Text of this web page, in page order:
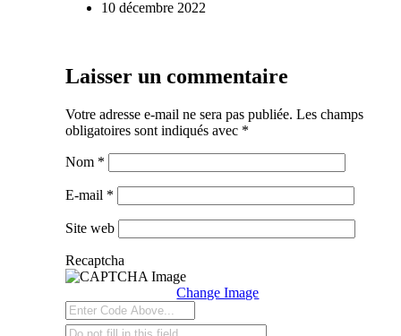
10 décembre 2022
Laisser un commentaire
Votre adresse e-mail ne sera pas publiée. Les champs
obligatoires sont indiqués avec *
Nom *
E-mail *
Site web
Recaptcha
Change Image